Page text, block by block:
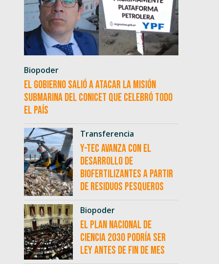
Biopoder
El Gobierno salió a atacar la misión
submarina del CONICET que celebró todo
el país
Transferencia
Y-TEC avanza con el
desarrollo de
biofertilizantes a partir
de residuos pesqueros
Biopoder
El Plan Nacional de
Ciencia 2030 podría ser
ley antes de fin de mes